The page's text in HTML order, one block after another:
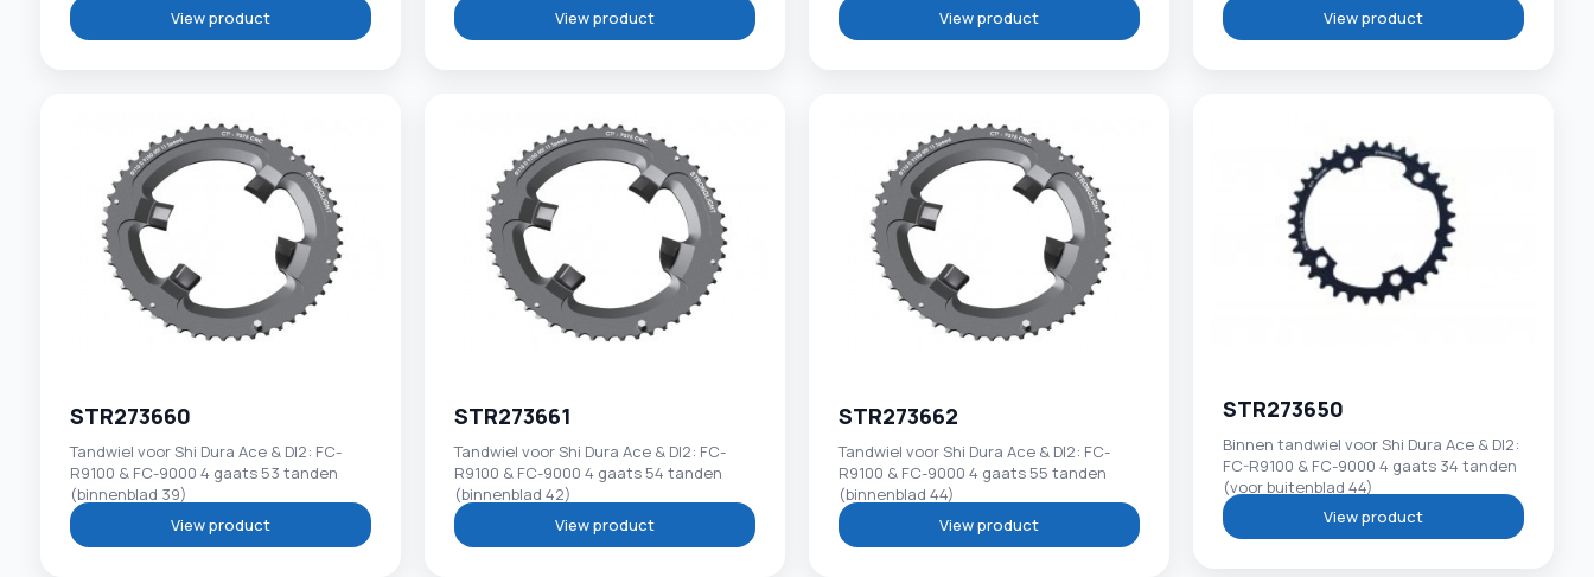
View product
View product
View product
View product
STR273660
Tandwiel voor Shi Dura Ace & DI2: FC-
R9100 & FC-9000 4 gaats 53 tanden
(binnenblad 39)
View product
STR273661
Tandwiel voor Shi Dura Ace & DI2: FC-
R9100 & FC-9000 4 gaats 54 tanden
(binnenblad 42)
View product
STR273662
Tandwiel voor Shi Dura Ace & DI2: FC-
R9100 & FC-9000 4 gaats 55 tanden
(binnenblad 44)
View product
STR273650
Binnen tandwiel voor Shi Dura Ace & DI2:
FC-R9100 & FC-9000 4 gaats 34 tanden
(voor buitenblad 44)
View product